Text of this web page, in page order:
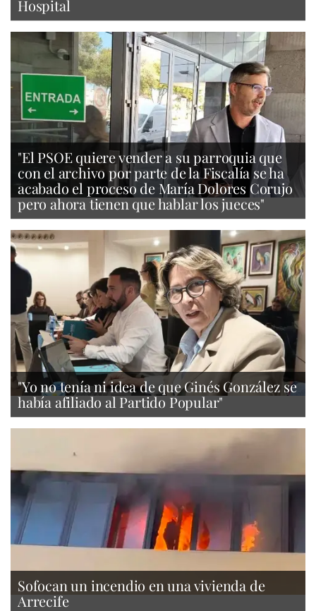
Hospital
"El PSOE quiere vender a su parroquia que
con el archivo por parte de la Fiscalía se ha
acabado el proceso de María Dolores Corujo
pero ahora tienen que hablar los jueces"
"Yo no tenía ni idea de que Ginés González se
había afiliado al Partido Popular"
Sofocan un incendio en una vivienda de
Arrecife